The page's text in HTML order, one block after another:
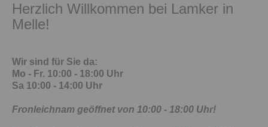
Herzlich Willkommen bei Lamker in
Melle!
Wir sind für Sie da:
Mo - Fr. 10:00 - 18:00 Uhr
Sa 10:00 - 14:00 Uhr
Fronleichnam geöffnet von 10:00 - 18:00 Uhr!